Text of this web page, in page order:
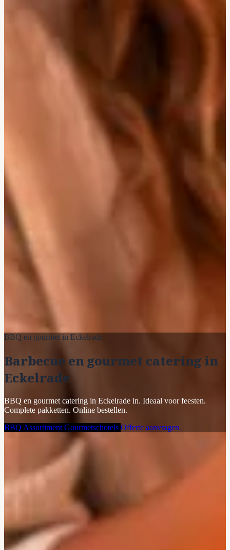
BBQ en gourmet in Eckelrade
Barbecue en gourmet catering in
Eckelrade
BBQ en gourmet catering in Eckelrade in. Ideaal voor feesten.
Complete pakketten. Online bestellen.
BBQ Assortiment Gourmetschotels Offerte aanvragen